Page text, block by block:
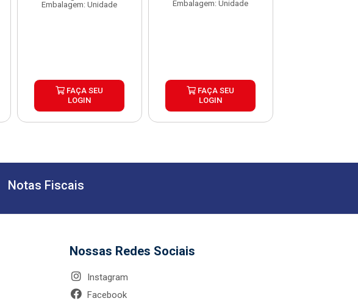
Embalagem: Unidade
FAÇA SEU
LOGIN
Embalagem: Unidade
FAÇA SEU
LOGIN
Notas Fiscais
Nossas Redes Sociais
Instagram
Facebook